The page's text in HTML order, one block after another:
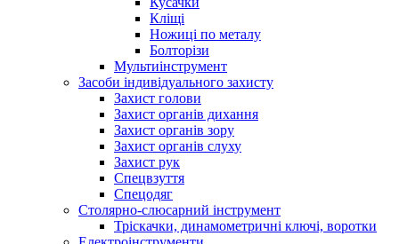
Кліщі
Ножиці по металу
Болторізи
Мультиінструмент
Засоби індивідуального захисту
Захист голови
Захист органів дихання
Захист органів зору
Захист органів слуху
Захист рук
Спецвзуття
Спецодяг
Столярно-слюсарний інструмент
Тріскачки, динамометричні ключі, воротки